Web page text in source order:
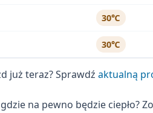
30℃
30℃
już teraz? Sprawdź aktualną
na pewno będzie ciepło?